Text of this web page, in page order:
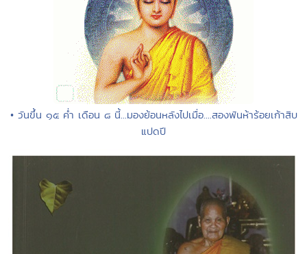
• วันขึ้น ๑๕ ค่ำ เดือน ๘ นี้...มองย้อนหลังไปเมื่อ....สองพันห้าร้อยเก้าสิบ
แปดปี